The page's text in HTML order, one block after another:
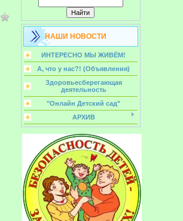
НАШИ НОВОСТИ
ИНТЕРЕСНО МЫ ЖИВЁМ!
А, что у нас?! (Объявления)
Здоровьесберегающая
деятельность
"Онлайн Детский сад"
АРХИВ